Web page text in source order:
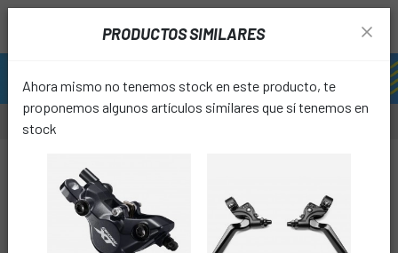
PRODUCTOS SIMILARES
Ahora mismo no tenemos stock en este producto, te
proponemos algunos artículos similares que sí tenemos en
stock